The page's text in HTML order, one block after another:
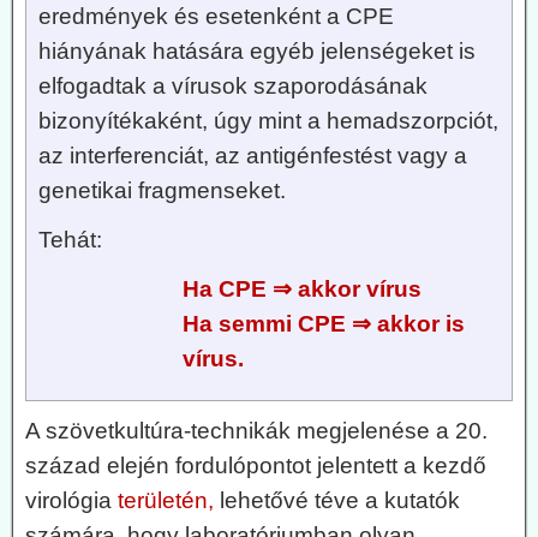
eredmények és esetenként a CPE
hiányának hatására egyéb jelenségeket is
elfogadtak a vírusok szaporodásának
bizonyítékaként, úgy mint a hemadszorpciót,
az interferenciát, az antigénfestést vagy a
genetikai fragmenseket.
Tehát:
Ha CPE ⇒ akkor vírus
Ha semmi CPE ⇒ akkor is
vírus.
A szövetkultúra-technikák megjelenése a 20.
század elején fordulópontot jelentett a kezdő
virológia területén, lehetővé téve a kutatók